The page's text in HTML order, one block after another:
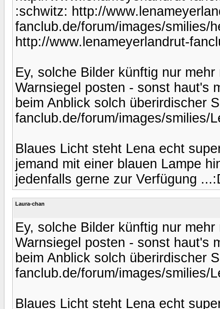
:schwitz: http://
fanclub.de/forum/images/smilies/
http://www.lenameyerlandrut-
Ey, solche Bilder künftig nur
Warnsiegel posten - sonst haut's
beim Anblick solch überirdischer
fanclub.de/forum/images/smilies/
Blaues Licht steht Lena echt
jemand mit einer blauen Lampe
jedenfalls gerne zur Verfügung
Laura-chan
Ey, solche Bilder künftig nur
Warnsiegel posten - sonst haut's
beim Anblick solch überirdischer
fanclub.de/forum/images/smilies/
Blaues Licht steht Lena echt